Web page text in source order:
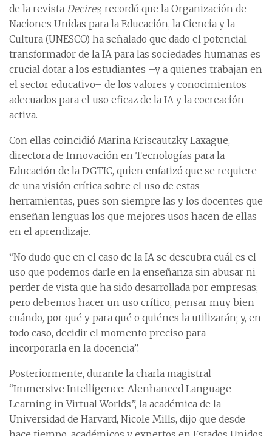
de la revista Decires, recordó que la Organización de
Naciones Unidas para la Educación, la Ciencia y la
Cultura (UNESCO) ha señalado que dado el potencial
transformador de la IA para las sociedades humanas es
crucial dotar a los estudiantes –y a quienes trabajan en
el sector educativo– de los valores y conocimientos
adecuados para el uso eficaz de la IA y la cocreación
activa.
Con ellas coincidió Marina Kriscautzky Laxague,
directora de Innovación en Tecnologías para la
Educación de la DGTIC, quien enfatizó que se requiere
de una visión crítica sobre el uso de estas
herramientas, pues son siempre las y los docentes que
enseñan lenguas los que mejores usos hacen de ellas
en el aprendizaje.
“No dudo que en el caso de la IA se descubra cuál es el
uso que podemos darle en la enseñanza sin abusar ni
perder de vista que ha sido desarrollada por empresas;
pero debemos hacer un uso crítico, pensar muy bien
cuándo, por qué y para qué o quiénes la utilizarán; y, en
todo caso, decidir el momento preciso para
incorporarla en la docencia”.
Posteriormente, durante la charla magistral
“Immersive Intelligence: Alenhanced Language
Learning in Virtual Worlds”, la académica de la
Universidad de Harvard, Nicole Mills, dijo que desde